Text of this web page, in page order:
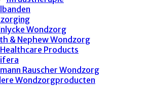
Wondzorg
& Nephew Wondzorg
Products
Rauscher Wondzorg
Wondzorgproducten